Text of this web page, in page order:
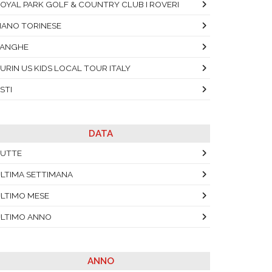
PARK GOLF & COUNTRY CLUB I ROVERI
TORINESE
US KIDS LOCAL TOUR ITALY
DATA
SETTIMANA
MESE
ANNO
ANNO